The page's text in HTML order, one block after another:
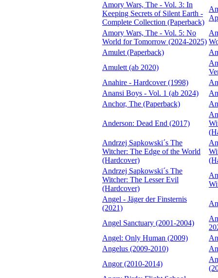
Amory Wars, The - Vol. 3: In
Keeping Secrets of Silent Earth -
Complete Collection (Paperback)
Amory Wars, The - Vol. 5: No
World for Tomorrow (2024-2025)
Amulet (Paperback)
Amulett (ab 2020)
Anahire - Hardcover (1998)
Anansi Boys - Vol. 1 (ab 2024)
Anchor, The (Paperback)
Anderson: Dead End (2017)
Andrzej Sapkowski´s The
Witcher: The Edge of the World
(Hardcover)
Andrzej Sapkowski´s The
Witcher: The Lesser Evil
(Hardcover)
Angel - Jäger der Finsternis
(2021)
Angel Sanctuary (2001-2004)
Angel: Only Human (2009)
Angelus (2009-2010)
Angor (2010-2014)